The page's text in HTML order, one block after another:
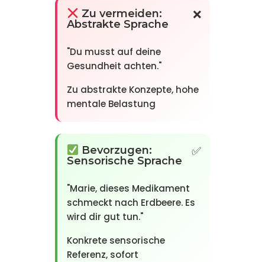
Zu vermeiden:
Abstrakte Sprache
"Du musst auf deine
Gesundheit achten."
Zu abstrakte Konzepte, hohe
mentale Belastung
Bevorzugen:
Sensorische Sprache
"Marie, dieses Medikament
schmeckt nach Erdbeere. Es
wird dir gut tun."
Konkrete sensorische
Referenz, sofort